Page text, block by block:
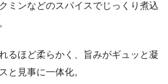
ミンなどのスパイスでじっくり煮込
るほど柔らかく、旨みがギュッと凝
と見事に一体化。